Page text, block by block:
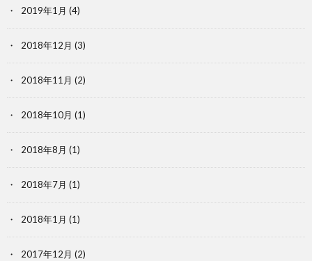
2019年1月 (4)
2018年12月 (3)
2018年11月 (2)
2018年10月 (1)
2018年8月 (1)
2018年7月 (1)
2018年1月 (1)
2017年12月 (2)